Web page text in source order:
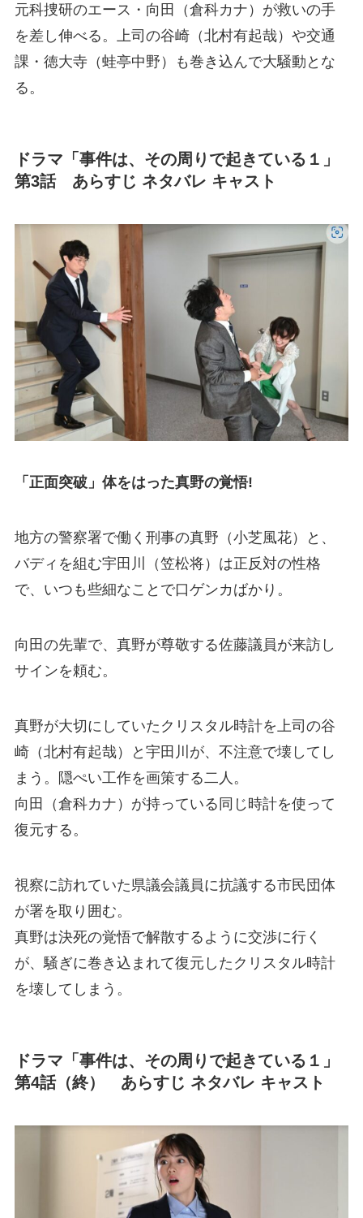
元科捜研のエース・向田（倉科カナ）が救いの手
を差し伸べる。上司の谷崎（北村有起哉）や交通
課・徳大寺（蛙亭中野）も巻き込んで大騒動とな
る。
ドラマ「事件は、その周りで起きている１」
第3話 あらすじ ネタバレ キャスト
「正面突破」体をはった真野の覚悟!
地方の警察署で働く刑事の真野（小芝風花）と、
バディを組む宇田川（笠松将）は正反対の性格
で、いつも些細なことで口ゲンカばかり。
向田の先輩で、真野が尊敬する佐藤議員が来訪し
サインを頼む。
真野が大切にしていたクリスタル時計を上司の谷
崎（北村有起哉）と宇田川が、不注意で壊してし
まう。隠ぺい工作を画策する二人。
向田（倉科カナ）が持っている同じ時計を使って
復元する。
視察に訪れていた県議会議員に抗議する市民団体
が署を取り囲む。
真野は決死の覚悟で解散するように交渉に行く
が、騒ぎに巻き込まれて復元したクリスタル時計
を壊してしまう。
ドラマ「事件は、その周りで起きている１」
第4話（終） あらすじ ネタバレ キャスト